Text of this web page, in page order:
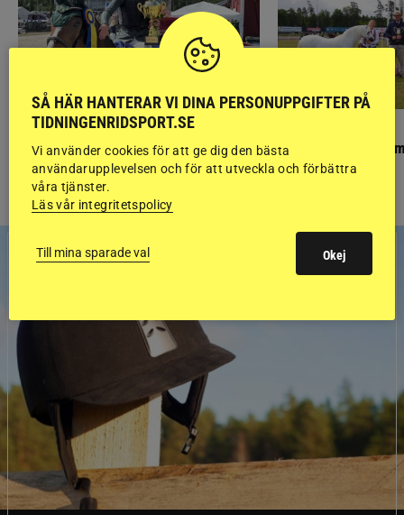
PONNYPAPPAN
Ponnypappan: Kärlek från första gnägget Finaldag med
SÅ HÄR HANTERAR VI DINA PERSONUPPGIFTER PÅ
TIDNINGENRIDSPORT.SE
Vi använder cookies för att ge dig den bästa
användarupplevelsen och för att utveckla och förbättra
våra tjänster.
Läs vår integritetspolicy
Till mina sparade val Okej